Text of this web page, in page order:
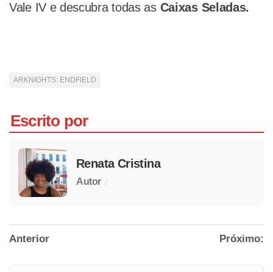
Vale IV e descubra todas as Caixas Seladas.
ARKNIGHTS: ENDFIELD
Escrito por
Renata Cristina
Autor /
Anterior Próximo: